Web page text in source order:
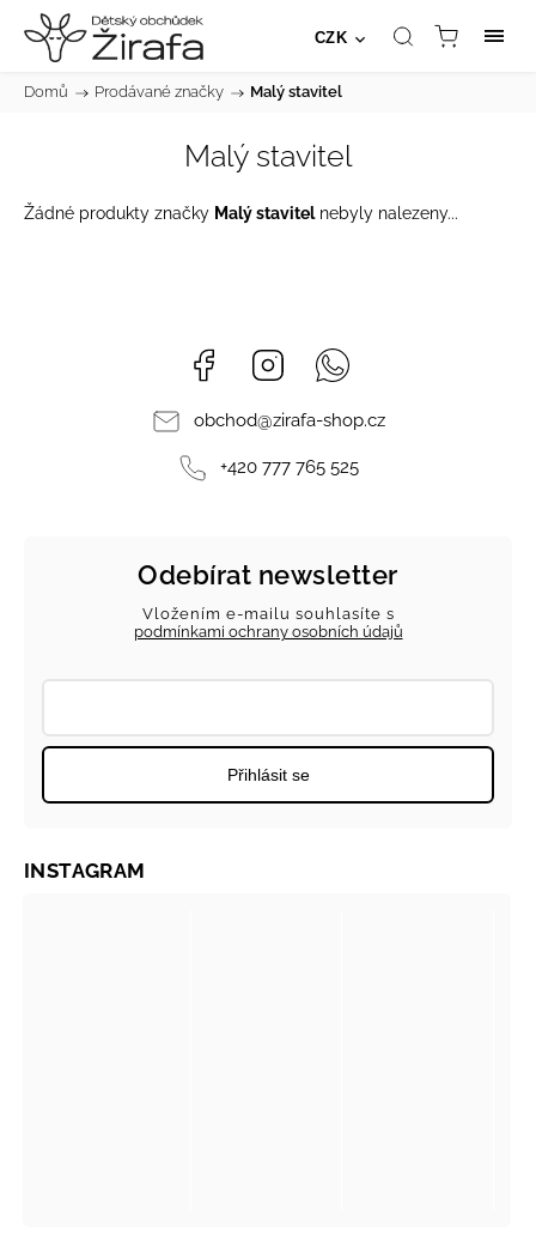
CZK
Domů / Prodávané značky / Malý stavitel
Malý stavitel
Žádné produkty značky Malý stavitelnebyly nalezeny...
Facebook Instagram
obchod@zirafa-shop.cz
+420 777 765 525
Odebírat newsletter
Vložením e-mailu souhlasíte s
podmínkami ochrany osobních údajů
Přihlásit se
INSTAGRAM